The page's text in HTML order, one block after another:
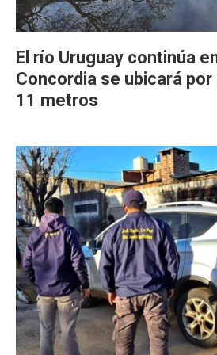
El río Uruguay continúa
Concordia se ubicará
11 metros